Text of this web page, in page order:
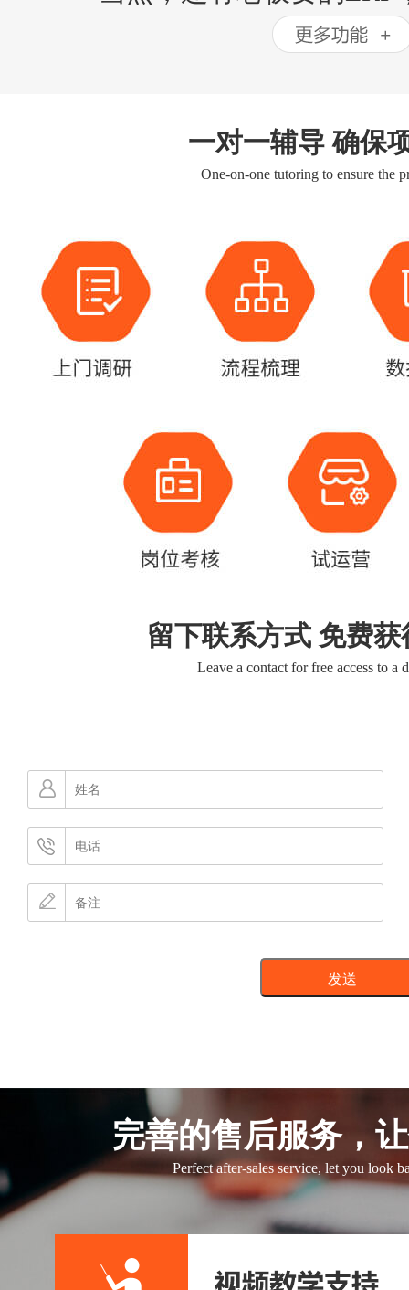
一对一辅导 确保
One-on-one tutoring to ensure the
留下联系方式 免费
Leave a contact for free access to a
完善的售后服务，
Perfect after-sales service, let you look